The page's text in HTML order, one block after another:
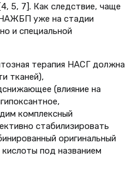
5, 7]. Как следствие, чаще
НАЖБП уже на стадии
и специальной
терапия НАСГ должна
тканей),
(влияние на
комплексный
стабилизировать
оригинальный
под названием